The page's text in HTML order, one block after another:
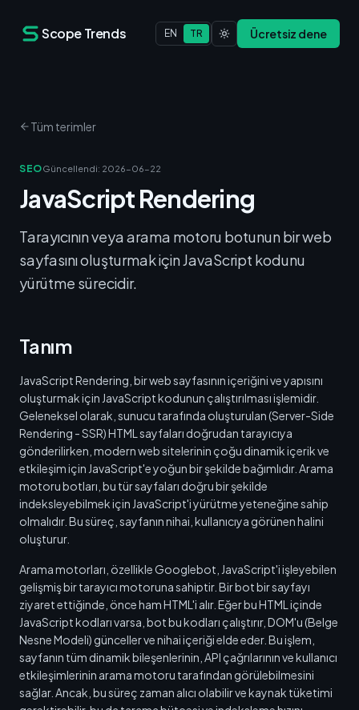
Scope Trends EN TR Ücretsiz dene
Tüm terimler
SEOGüncellendi: 2026-06-22
JavaScript Rendering
Tarayıcının veya arama motoru botunun bir web
sayfasını oluşturmak için JavaScript kodunu
yürütme sürecidir.
Tanım
JavaScript Rendering, bir web sayfasının içeriğini ve yapısını
oluşturmak için JavaScript kodunun çalıştırılması işlemidir.
Geleneksel olarak, sunucu tarafında oluşturulan (Server-Side
Rendering - SSR) HTML sayfaları doğrudan tarayıcıya
gönderilirken, modern web sitelerinin çoğu dinamik içerik ve
etkileşim için JavaScript'e yoğun bir şekilde bağımlıdır. Arama
motoru botları, bu tür sayfaları doğru bir şekilde
indeksleyebilmek için JavaScript'i yürütme yeteneğine sahip
olmalıdır. Bu süreç, sayfanın nihai, kullanıcıya görünen halini
oluşturur.
Arama motorları, özellikle Googlebot, JavaScript'i işleyebilen
gelişmiş bir tarayıcı motoruna sahiptir. Bir bot bir sayfayı
ziyaret ettiğinde, önce ham HTML'i alır. Eğer bu HTML içinde
JavaScript kodları varsa, bot bu kodları çalıştırır, DOM'u (Belge
Nesne Modeli) günceller ve nihai içeriği elde eder. Bu işlem,
sayfanın tüm dinamik bileşenlerinin, API çağrılarının ve kullanıcı
etkileşimlerinin arama motoru tarafından görülebilmesini
sağlar. Ancak, bu süreç zaman alıcı olabilir ve kaynak tüketimi